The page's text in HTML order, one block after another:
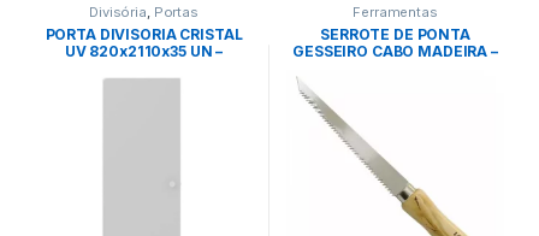
Divisória, Portas
PORTA DIVISORIA CRISTAL
UV 820x2110x35 UN –
Ferramentas
SERROTE DE PONTA
GESSEIRO CABO MADEIRA –